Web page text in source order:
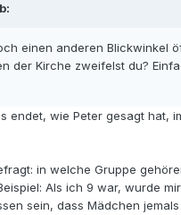
einen anderen Blickwinkel
der Kirche zweifelst du?
endet, wie Peter gesagt hat,
in welche Gruppe
Als ich 9 war, wurde
sein, dass Mädchen